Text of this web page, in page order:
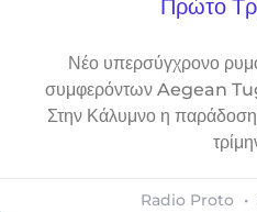
Πρώτο
Νέο υπερσύγχρονο
συμφερόντων Aegean
Στην Κάλυμνο η
Radio Proto